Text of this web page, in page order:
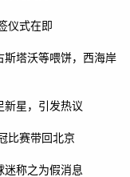
仪式在即
斯塔沃等喂饼，西海岸
新星，引发热议
比赛带回北京
迷称之为假消息